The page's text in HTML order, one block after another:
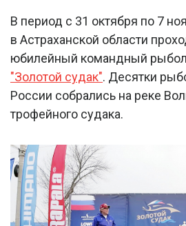
В период с 31 октября по 7
в Астраханской области
юбилейный командный
"Золотой судак". Десятки
России собрались на реке
трофейного судака.